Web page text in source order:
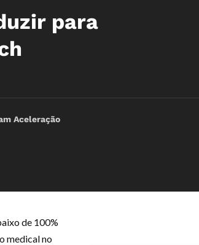
para
Aceleração
de 100%
medical no